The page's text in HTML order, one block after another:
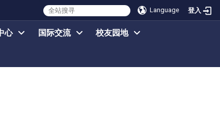
Language 登入
心 国际交流
校友园地